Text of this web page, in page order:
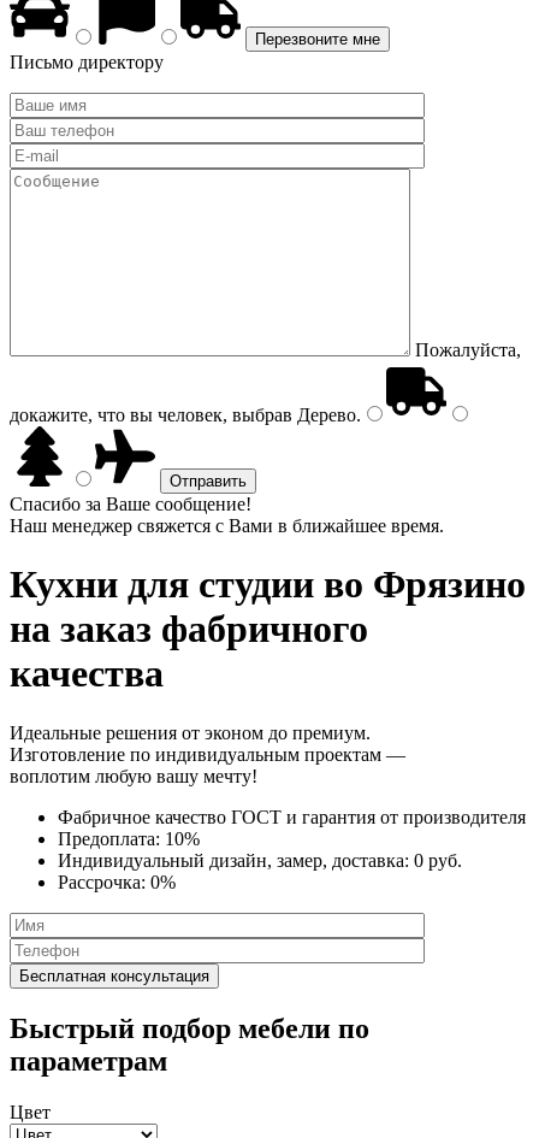
Письмо директору
Пожалуйста,
докажите, что вы человек, выбрав Дерево.
Спасибо за Ваше сообщение!
Наш менеджер свяжется с Вами в ближайшее время.
Кухни для студии во Фрязино
на заказ фабричного
качества
Идеальные решения от эконом до премиум.
Изготовление по индивидуальным проектам —
воплотим любую вашу мечту!
Фабричное качество ГОСТ и гарантия от производителя
Предоплата: 10%
Индивидуальный дизайн, замер, доставка: 0 руб.
Рассрочка: 0%
Быстрый подбор мебели по
параметрам
Цвет